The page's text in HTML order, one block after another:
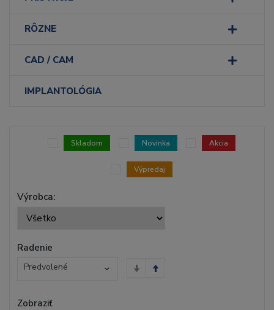
RÔZNE
CAD / CAM
IMPLANTOLÓGIA
Výrobca:
Skladom Novinka Akcia
Výpredaj
Radenie
Predvolené
Zobraziť